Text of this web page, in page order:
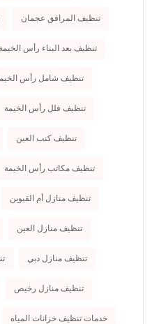
تنظيف المرافق عجمان
تنظيف بعد البناء رأس الخيمة
تنظيف شامل رأس
تنظيف فلل رأس الخيمة
تنظيف كنب العين
تنظيف مكاتب رأس الخيمة
تنظيف منازل أم القيوين
تنظيف منازل العين
تنظيف منازل دبي
تنظيف منازل رخيص
خدمات تنظيف خزانات المياه